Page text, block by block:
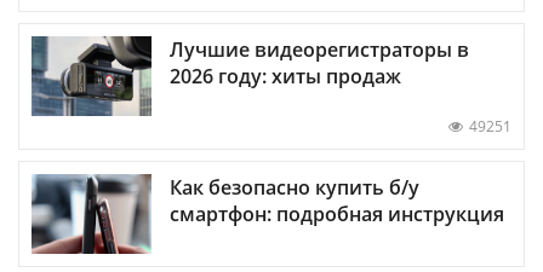
Лучшие видеорегистраторы в
2026 году: хиты продаж
49251
Как безопасно купить б/у
смартфон: подробная инструкция